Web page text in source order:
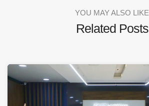
YOU MAY ALSO LIKE
Related Posts